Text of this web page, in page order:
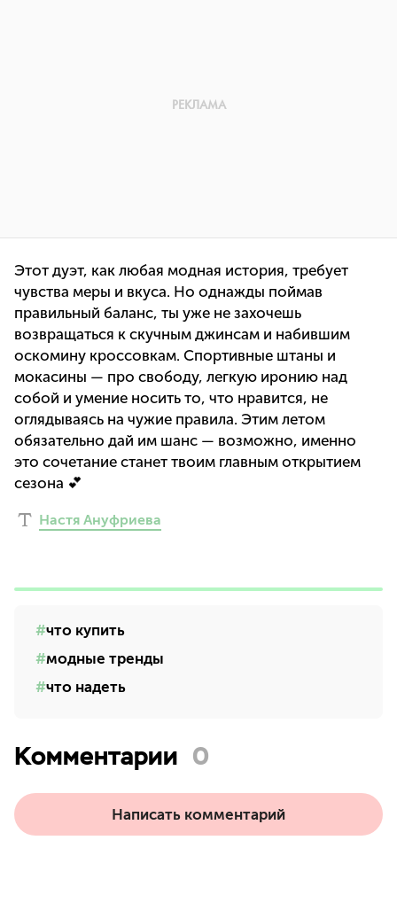
Этот дуэт, как любая модная история, требует
чувства меры и вкуса. Но однажды поймав
правильный баланс, ты уже не захочешь
возвращаться к скучным джинсам и набившим
оскомину кроссовкам. Спортивные штаны и
мокасины — про свободу, легкую иронию над
собой и умение носить то, что нравится, не
оглядываясь на чужие правила. Этим летом
обязательно дай им шанс — возможно, именно
это сочетание станет твоим главным открытием
сезона 💕
Настя Ануфриева
что купить
модные тренды
что надеть
Комментарии 0
Написать комментарий